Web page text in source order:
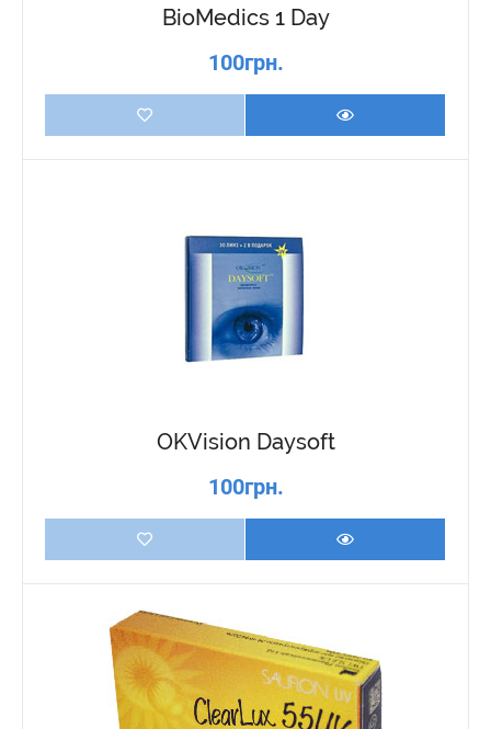
BioMedics 1 Day
100грн.
OKVision Daysoft
100грн.